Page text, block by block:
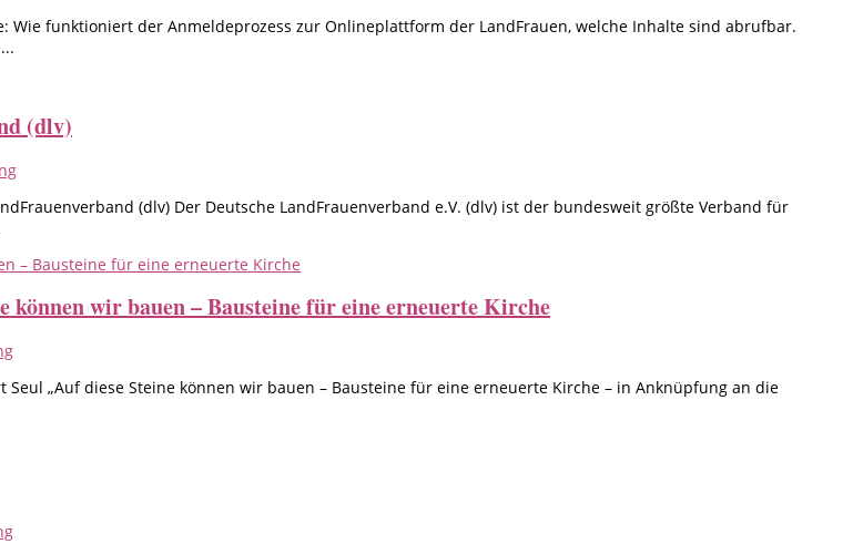
Wie funktioniert der Anmeldeprozess zur Onlineplattform der LandFrauen, welche Inhalte sind abrufbar.
(dlv)
(dlv) Der Deutsche LandFrauenverband e.V. (dlv) ist der bundesweit größte Verband für
wir bauen – Bausteine für eine erneuerte Kirche
„Auf diese Steine können wir bauen – Bausteine für eine erneuerte Kirche – in Anknüpfung an die